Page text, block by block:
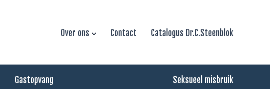
Over ons Contact Catalogus Dr.C.Steenblok
Gastopvang Seksueel misbruik